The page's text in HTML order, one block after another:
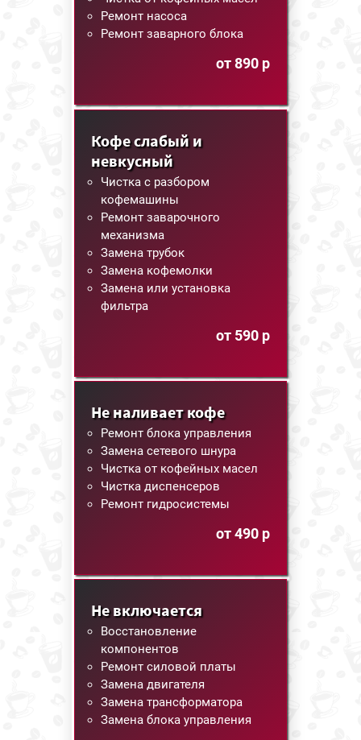
Ремонт насоса
Ремонт заварного блока
от 890 р
Кофе слабый и
невкусный
Чистка с разбором
кофемашины
Ремонт заварочного
механизма
Замена трубок
Замена кофемолки
Замена или установка
фильтра
от 590 р
Не наливает кофе
Ремонт блока управления
Замена сетевого шнура
Чистка от кофейных масел
Чистка диспенсеров
Ремонт гидросистемы
от 490 р
Не включается
Восстановление
компонентов
Ремонт силовой платы
Замена двигателя
Замена трансформатора
Замена блока управления